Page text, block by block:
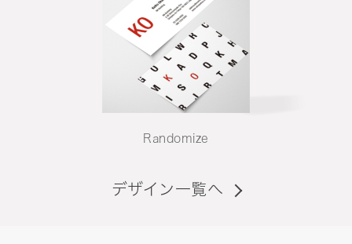
Randomize
デザイン一覧へ